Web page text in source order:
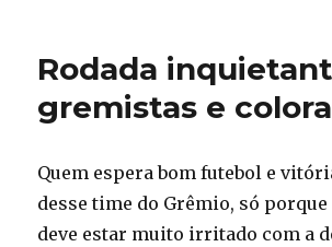
Rodada
gremistas e
Quem espera bom futebol e
desse time do Grêmio, só porque
deve estar muito irritado com a